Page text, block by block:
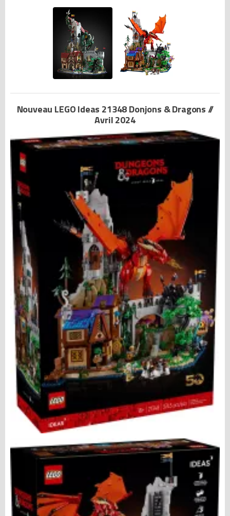
Nouveau LEGO Ideas 21348 Donjons & Dragons //
Avril 2024